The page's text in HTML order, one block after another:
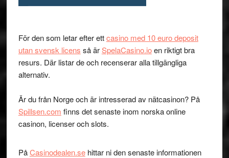
För den som letar efter ettcasino med 10 euro deposit
utan svensk licens så ärSpelaCasino.ioen riktigt bra
resurs. Där listar de och recenserar alla tillgängliga
alternativ.
Är du från Norge och är intresserad av nätcasinon? På
Spillsen.com finns det senaste inom norska online
casinon, licenser och slots.
PåCasinodealen.sehittar ni den senaste informationen